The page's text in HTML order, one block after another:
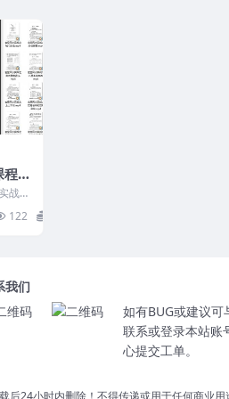
视
战课
122
我们
如有BUG或建议可
联系或登录本站账
心提交工单。